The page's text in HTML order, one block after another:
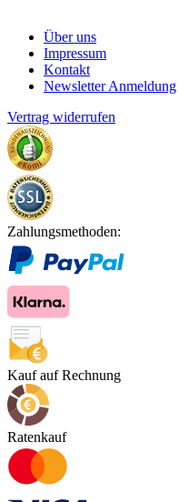
Über uns
Impressum
Kontakt
Newsletter Anmeldung
Vertrag widerrufen
Zahlungsmethoden:
Kauf auf Rechnung
Ratenkauf